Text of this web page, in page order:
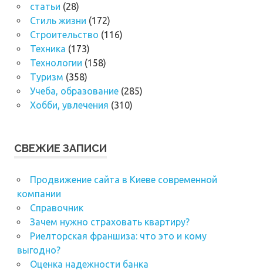
статьи (28)
Стиль жизни (172)
Строительство (116)
Техника (173)
Технологии (158)
Туризм (358)
Учеба, образование(285)
Хобби, увлечения (310)
СВЕЖИЕ ЗАПИСИ
Продвижение сайта в Киеве современной
компании
Справочник
Зачем нужно страховать квартиру?
Риелторская франшиза: что это и кому
выгодно?
Оценка надежности банка